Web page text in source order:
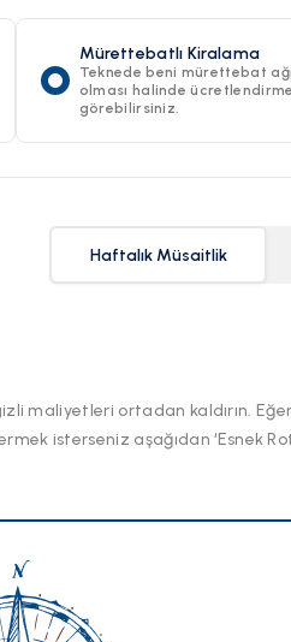
Mürettebatlı Kiralama
Teknede beni mürettebat
olması halinde
görebilirsiniz.
Haftalık Müsaitlik
maliyetleri ortadan kaldırın.
isterseniz aşağıdan ‘Esnek